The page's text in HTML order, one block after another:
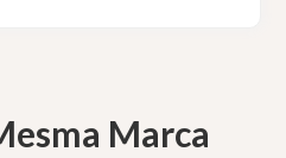
Marca